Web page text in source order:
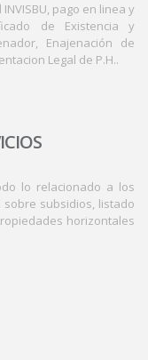
pago en linea y
de Existencia y
Enajenación de
Legal de P.H..
lo relacionado a los
subsidios, listado
horizontales